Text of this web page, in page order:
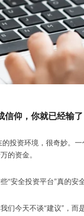
信仰，你就已经输了
投资环境，很奇妙。
的资金。
“安全投资平台”真的安
们今天不谈“建议”，